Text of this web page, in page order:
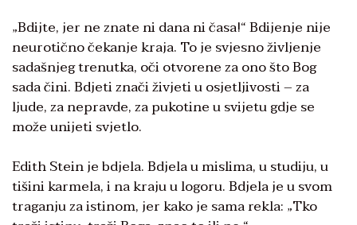
„Bdijte, jer ne znate ni dana ni časa!“ Bdijenje nije
neurotično čekanje kraja. To je svjesno življenje
sadašnjeg trenutka, oči otvorene za ono što Bog
sada čini. Bdjeti znači živjeti u osjetljivosti – za
ljude, za nepravde, za pukotine u svijetu gdje se
može unijeti svjetlo.
Edith Stein je bdjela. Bdjela u mislima, u studiju, u
tišini karmela, i na kraju u logoru. Bdjela je u svom
traganju za istinom, jer kako je sama rekla: „Tko